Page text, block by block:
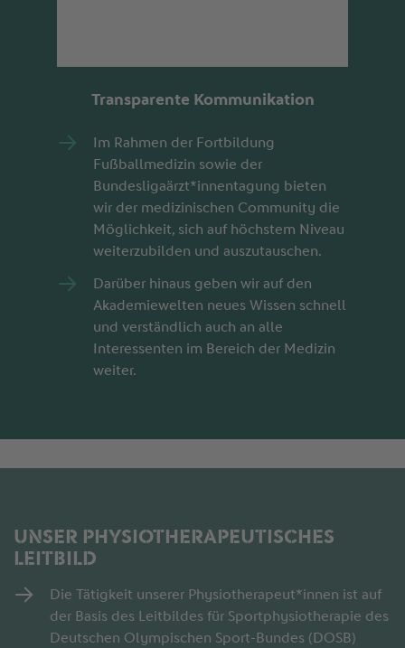
Transparente Kommunikation
Im Rahmen der Fortbildung
Fußballmedizin sowie der
Bundesligaärzt*innentagung bieten
wir der medizinischen Community die
Möglichkeit, sich auf höchstem Niveau
weiterzubilden und auszutauschen.
Darüber hinaus geben wir auf den
Akademiewelten neues Wissen schnell
und verständlich auch an alle
Interessenten im Bereich der Medizin
weiter.
UNSER PHYSIOTHERAPEUTISCHES
LEITBILD
Die Tätigkeit unserer Physiotherapeut*innen ist auf
der Basis des Leitbildes für Sportphysiotherapie des
Deutschen Olympischen Sport-Bundes (DOSB)